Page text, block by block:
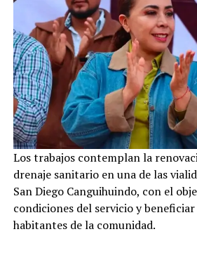
Los trabajos contemplan la
drenaje sanitario en una de las
San Diego Canguihuindo, con el
condiciones del servicio y beneficiar
habitantes de la comunidad.